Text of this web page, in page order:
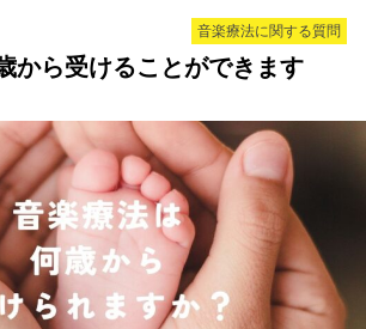
音楽療法に関する質問
から受けることができます